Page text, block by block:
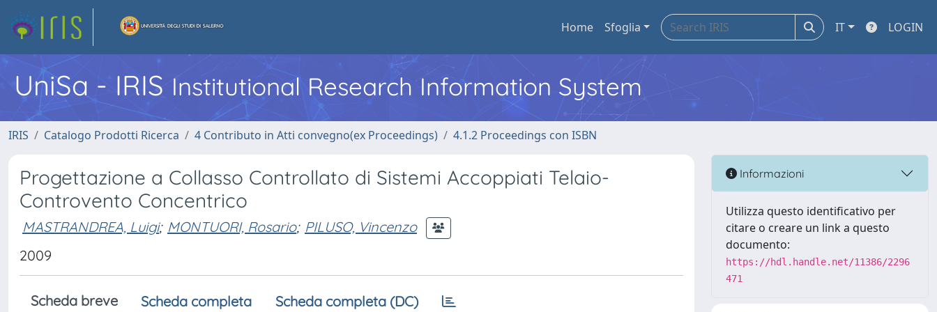
Home Sfoglia IT LOGIN
UniSa - IRIS Institutional Research Information System
IRIS Catalogo Prodotti Ricerca 4 Contributo in Atti convegno(ex Proceedings) 4.1.2 Proceedings con ISBN
Progettazione a Collasso Controllato di Sistemi Accoppiati Telaio-
Controvento Concentrico
MASTRANDREA, Luigi; MONTUORI, Rosario; PILUSO, Vincenzo
2009
Scheda breve Scheda completa Scheda completa (DC)
Informazioni
Utilizza questo identificativo per
citare o creare un link a questo
documento:
https://hdl.handle.net/11386/2296
471